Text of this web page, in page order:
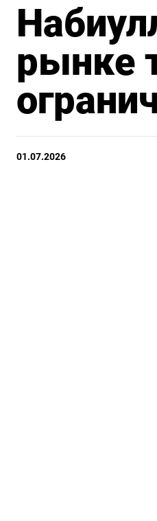
рынке
01.07.2026